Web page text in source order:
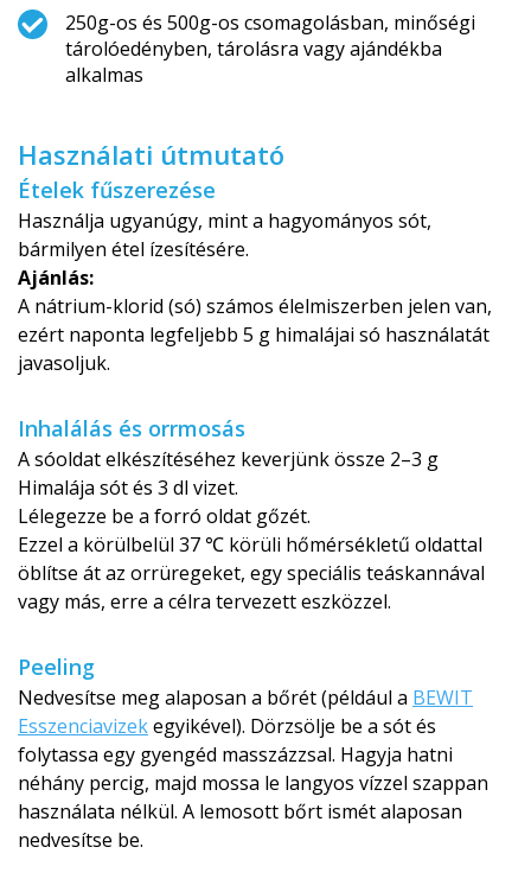
250g-os és 500g-os csomagolásban, minőségi
tárolóedényben, tárolásra vagy ajándékba
alkalmas
Használati útmutató
Ételek fűszerezése
Használja ugyanúgy, mint a hagyományos sót,
bármilyen étel ízesítésére.
Ajánlás:
A nátrium-klorid (só) számos élelmiszerben jelen van,
ezért naponta legfeljebb 5 g himalájai só használatát
javasoljuk.
Inhalálás és orrmosás
A sóoldat elkészítéséhez keverjünk össze 2–3 g
Himalája sót és 3 dl vizet.
Lélegezze be a forró oldat gőzét.
Ezzel a körülbelül 37 ℃ körüli hőmérsékletű oldattal
öblítse át az orrüregeket, egy speciális teáskannával
vagy más, erre a célra tervezett eszközzel.
Peeling
Nedvesítse meg alaposan a bőrét (például a BEWIT
Esszenciavizekegyikével). Dörzsölje be a sót és
folytassa egy gyengéd masszázzsal. Hagyja hatni
néhány percig, majd mossa le langyos vízzel szappan
használata nélkül. A lemosott bőrt ismét alaposan
nedvesítse be.